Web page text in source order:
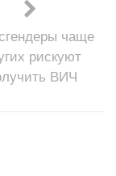
чаще
рискуют
ВИЧ